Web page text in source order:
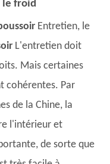
le froid
Entretien, le
L'entretien doit
Mais certaines
cohérentes. Par
de la Chine, la
l'intérieur et
de sorte que